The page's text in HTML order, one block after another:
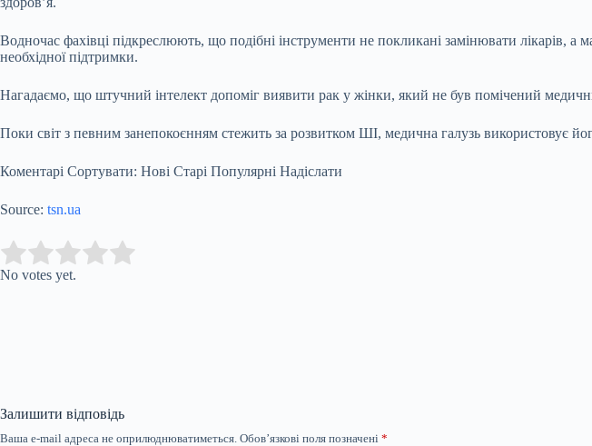
Водночас фахівці підкреслюють, що подібні інструменти не покликані замінювати лікарів,
необхідної підтримки.
Нагадаємо, що штучний інтелект допоміг виявити рак у жінки, який не був помічений
Поки світ з певним занепокоєнням стежить за розвитком ШІ, медична галузь використовує
Коментарі Сортувати: Нові Старі Популярні Надіслати
Source: tsn.ua
Rate this item:
No votes yet.
Залишити відповідь
Ваша e-mail адреса не оприлюднюватиметься. Обов’язкові поля позначені *